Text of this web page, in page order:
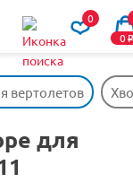
0
0o
вертолетов
для